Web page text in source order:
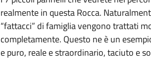
realmente in questa Rocca.
“fattacci” di famiglia vengono trattati
completamente. Questo ne è un
e puro, reale e straordinario, taciuto e